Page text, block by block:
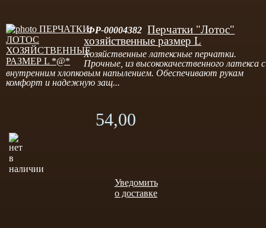
ФР-00004382 Перчатки "Лотос"
хозяйственные размер L
Хозяйственные латексные перчатки.
Прочные, из высококачественного латекса с
внутренним хлопковым напылением. Обеспечивают рукам
комфорт и надежную защ...
54,00
Уведомить
о доставке